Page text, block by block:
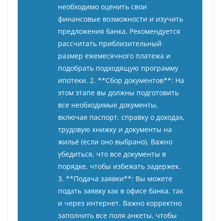
необходимо оценить свои
финансовые возможности и изучить
предложения банка. Рекомендуется
рассчитать приблизительный
размер ежемесячного платежа и
подобрать подходящую программу
ипотеки. 2. **Сбор документов**: На
этом этапе вы должны подготовить
все необходимые документы,
включая паспорт, справку о доходах,
трудовую книжку и документы на
жильё (если оно выбрано). Важно
убедиться, что все документы в
порядке, чтобы избежать задержек.
3. **Подача заявки**: Вы можете
подать заявку как в офисе банка, так
и через интернет. Важно корректно
заполнить все поля анкеты, чтобы